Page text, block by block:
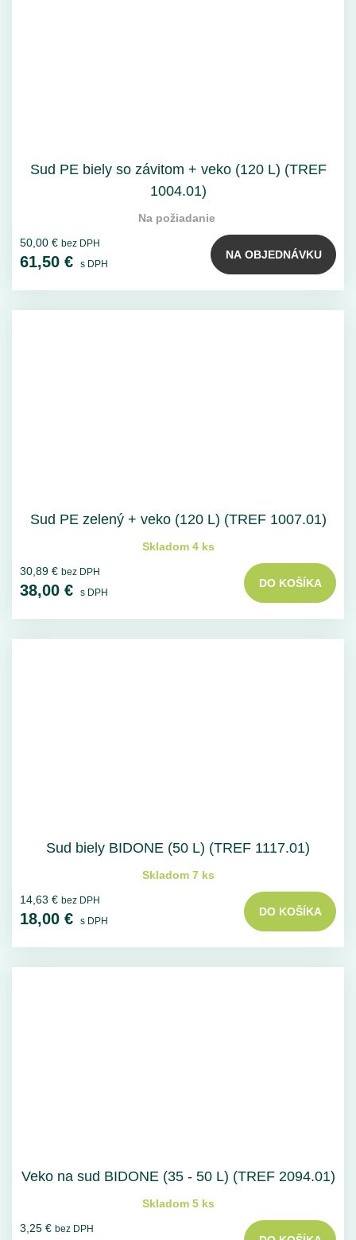
Sud PE biely so závitom + veko (120 L) (TREF
1004.01)
Na požiadanie
50,00 € bez DPH
61,50 € s DPH
NA OBJEDNÁVKU
Sud PE zelený + veko (120 L) (TREF 1007.01)
Skladom 4 ks
30,89 € bez DPH
38,00 € s DPH
DO KOŠÍKA
Sud biely BIDONE (50 L) (TREF 1117.01)
Skladom 7 ks
14,63 € bez DPH
18,00 € s DPH
DO KOŠÍKA
Veko na sud BIDONE (35 - 50 L) (TREF 2094.01)
Skladom 5 ks
3,25 € bez DPH